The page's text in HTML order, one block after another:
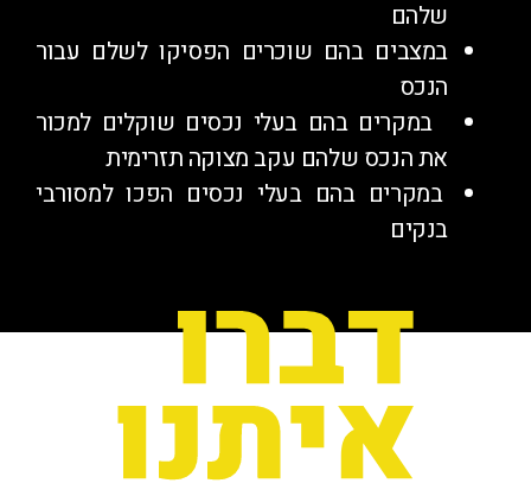
במצבים בהם שוכרים הפסיקו לשלם עבור
במקרים בהם בעלי נכסים שוקלים למכור
את הנכס שלהם עקב מצוקה תזרימית
במקרים בהם בעלי נכסים הפכו למסורבי